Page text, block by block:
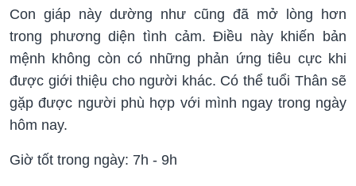
Con giáp này dường như cũng đã mở lòng hơn
trong phương diện tình cảm. Điều này khiến bản
mệnh không còn có những phản ứng tiêu cực khi
được giới thiệu cho người khác. Có thể tuổi Thân sẽ
gặp được người phù hợp với mình ngay trong ngày
hôm nay.
Giờ tốt trong ngày: 7h - 9h